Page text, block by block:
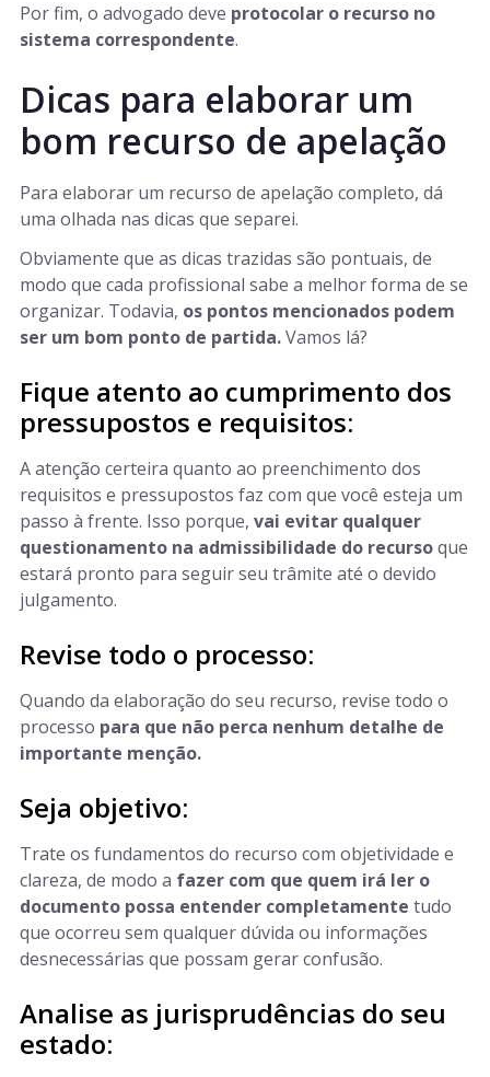
Por fim, o advogado deve protocolar o recurso no
sistema correspondente.
Dicas para elaborar um
bom recurso de apelação
Para elaborar um recurso de apelação completo, dá
uma olhada nas dicas que separei.
Obviamente que as dicas trazidas são pontuais, de
modo que cada profissional sabe a melhor forma de se
organizar. Todavia, os pontos mencionados podem
ser um bom ponto de partida.Vamos lá?
Fique atento ao cumprimento dos
pressupostos e requisitos:
A atenção certeira quanto ao preenchimento dos
requisitos e pressupostos faz com que você esteja um
passo à frente. Isso porque, vai evitar qualquer
questionamento na admissibilidade do recursoque
estará pronto para seguir seu trâmite até o devido
julgamento.
Revise todo o processo:
Quando da elaboração do seu recurso, revise todo o
processo para que não perca nenhum detalhe de
importante menção.
Seja objetivo:
Trate os fundamentos do recurso com objetividade e
clareza, de modo a fazer com que quem irá ler o
documento possa entender completamente tudo
que ocorreu sem qualquer dúvida ou informações
desnecessárias que possam gerar confusão.
Analise as jurisprudências do seu
estado: